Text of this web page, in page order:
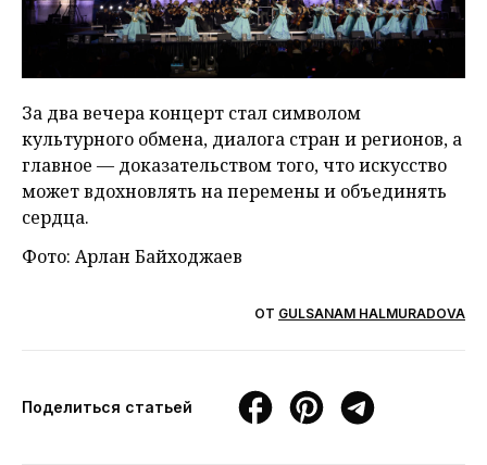
За два вечера концерт стал символом
культурного обмена, диалога стран и регионов, а
главное — доказательством того, что искусство
может вдохновлять на перемены и объединять
сердца.
Фото: Арлан Байходжаев
ОТ GULSANAM HALMURADOVA
Поделиться статьей